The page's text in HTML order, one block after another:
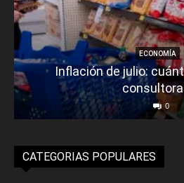
ECONOMÍA
Inflación de julio:
0
CATEGORIAS POPULARES